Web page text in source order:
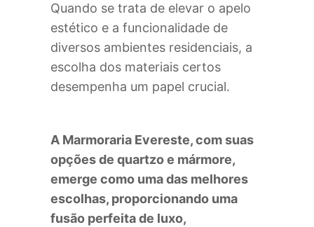
Quando se trata de elevar o apelo
estético e a funcionalidade de
diversos ambientes residenciais, a
escolha dos materiais certos
desempenha um papel crucial.
A Marmoraria Evereste, com suas
opções de quartzo e mármore,
emerge como uma das melhores
escolhas, proporcionando uma
fusão perfeita de luxo,